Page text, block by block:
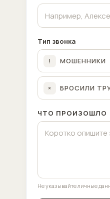
Тип звонка
! МОШЕННИКИ
× БРОСИЛИ
ЧТО ПРОИЗОШЛО
Не указывайте личные